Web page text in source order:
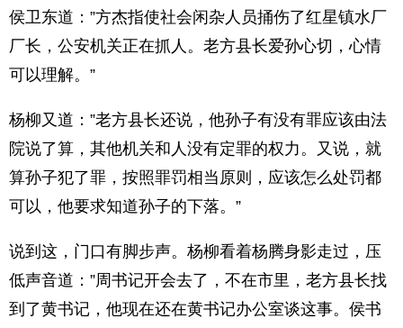
侯卫东道：”方杰指使社会闲杂人员捅伤了红星镇水厂
厂长，公安机关正在抓人。老方县长爱孙心切，心情
可以理解。”
杨柳又道：”老方县长还说，他孙子有没有罪应该由法
院说了算，其他机关和人没有定罪的权力。又说，就
算孙子犯了罪，按照罪罚相当原则，应该怎么处罚都
可以，他要求知道孙子的下落。”
说到这，门口有脚步声。杨柳看着杨腾身影走过，压
低声音道：”周书记开会去了，不在市里，老方县长找
到了黄书记，他现在还在黄书记办公室谈这事。侯书